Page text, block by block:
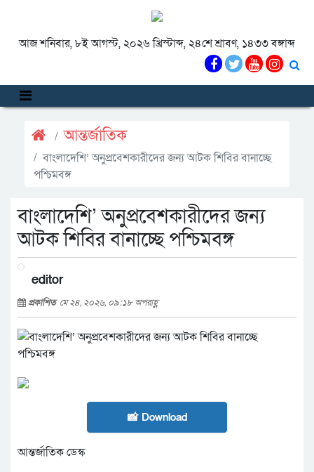
আজ শনিবার, ৮ই আগস্ট, ২০২৬ খ্রিস্টাব্দ, ২৪শে শ্রাবণ, ১৪৩৩ বঙ্গাব্দ
আন্তর্জাতিক
বাংলাদেশি’ অনুপ্রবেশকারীদের জন্য আটক শিবির বানাচ্ছে
পশ্চিমবঙ্গ
বাংলাদেশি’ অনুপ্রবেশকারীদের জন্য
আটক শিবির বানাচ্ছে পশ্চিমবঙ্গ
editor
প্রকাশিত মে ২৪, ২০২৬, ০৯:১৮ অপরাহ্ণ
📸 Download
আন্তর্জাতিক ডেস্ক